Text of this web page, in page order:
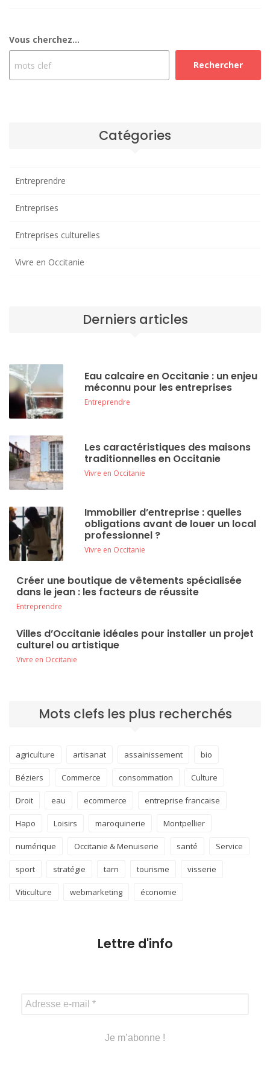
Vous cherchez...
Rechercher
Catégories
Entreprendre
Entreprises
Entreprises culturelles
Vivre en Occitanie
Derniers articles
Eau calcaire en Occitanie : un enjeu
méconnu pour les entreprises
Entreprendre
Les caractéristiques des maisons
traditionnelles en Occitanie
Vivre en Occitanie
Immobilier d’entreprise : quelles
obligations avant de louer un local
professionnel ?
Vivre en Occitanie
Créer une boutique de vêtements spécialisée
dans le jean : les facteurs de réussite
Entreprendre
Villes d’Occitanie idéales pour installer un projet
culturel ou artistique
Vivre en Occitanie
Mots clefs les plus recherchés
agriculture artisanat assainissement bio
Béziers Commerce consommation Culture
Droit eau ecommerce entreprise francaise
Hapo Loisirs maroquinerie Montpellier
numérique Occitanie & Menuiserie santé Service
sport stratégie tarn tourisme visserie
Viticulture webmarketing économie
Lettre d'info